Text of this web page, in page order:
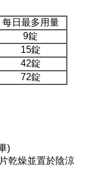
每日最多用量
9錠
15錠
42錠
72錠
)
乾燥並置於陰涼